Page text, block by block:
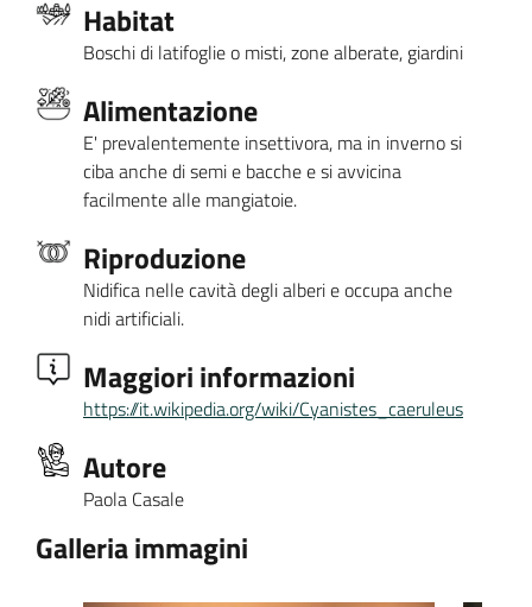
Habitat
Boschi di latifoglie o misti, zone alberate, giardini
Alimentazione
E' prevalentemente insettivora, ma in inverno si
ciba anche di semi e bacche e si avvicina
facilmente alle mangiatoie.
Riproduzione
Nidifica nelle cavità degli alberi e occupa anche
nidi artificiali.
Maggiori informazioni
https://it.wikipedia.org/wiki/Cyanistes_caeruleus
Autore
Paola Casale
Galleria immagini